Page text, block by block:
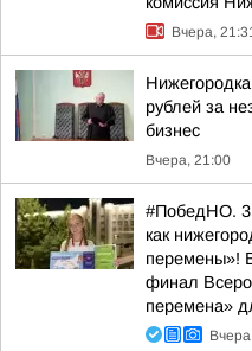
Вчера,
рублей за
бизнес
Вчера, 21:00
#ПобедНО.
как
перемены»!
финал
перемена»